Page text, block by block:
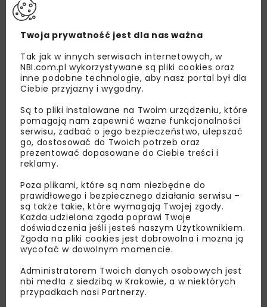
Lubisz wiedzieć więcej?
Zapisz się do newslettera aby otrzymywać od
nas najlepsze informacje branżowe,
zaproszenia na wydarzenia, atrakcyjne oferty i
Twoja prywatność jest dla nas ważna
Tak jak w innych serwisach internetowych, w
NBI.com.pl wykorzystywane są pliki cookies oraz
inne podobne technologie, aby nasz portal był dla
Ciebie przyjazny i wygodny.
Są to pliki instalowane na Twoim urządzeniu, które
pomagają nam zapewnić ważne funkcjonalności
serwisu, zadbać o jego bezpieczeństwo, ulepszać
go, dostosować do Twoich potrzeb oraz
prezentować dopasowane do Ciebie treści i
reklamy.
Poza plikami, które są nam niezbędne do
prawidłowego i bezpiecznego działania serwisu –
są także takie, które wymagają Twojej zgody.
Każda udzielona zgoda poprawi Twoje
doświadczenia jeśli jesteś naszym Użytkownikiem.
Zgoda na pliki cookies jest dobrowolna i można ją
wycofać w dowolnym momencie.
Administratorem Twoich danych osobowych jest
nbi med!a z siedzibą w Krakowie, a w niektórych
przypadkach nasi Partnerzy.